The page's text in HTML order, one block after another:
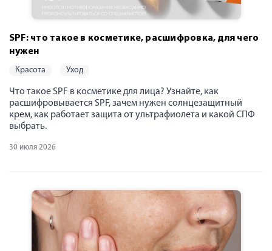
SPF: что такое в косметике, расшифровка, для чего
нужен
красота уход
Что такое SPF в косметике для лица? Узнайте, как
расшифровывается SPF, зачем нужен солнцезащитный
крем, как работает защита от ультрафиолета и какой СПФ
выбрать.
30 июля 2026